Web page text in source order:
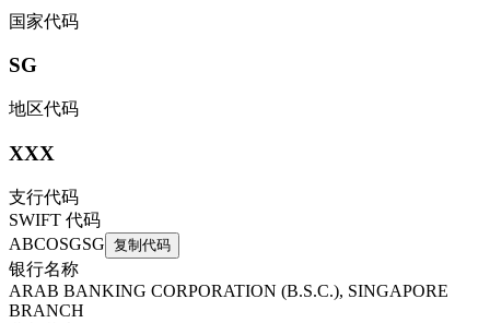
国家代码
SG
地区代码
XXX
支行代码
SWIFT 代码
ABCOSGSG 复制代码
银行名称
ARAB BANKING CORPORATION (B.S.C.), SINGAPORE
BRANCH